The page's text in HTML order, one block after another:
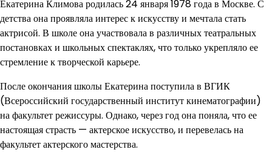
Екатерина Климова родилась 24 января 1978 года в Москве. С
детства она проявляла интерес к искусству и мечтала стать
актрисой. В школе она участвовала в различных театральных
постановках и школьных спектаклях, что только укрепляло ее
стремление к творческой карьере.
После окончания школы Екатерина поступила в ВГИК
(Всероссийский государственный институт кинематографии)
на факультет режиссуры. Однако, через год она поняла, что ее
настоящая страсть — актерское искусство, и перевелась на
факультет актерского мастерства.